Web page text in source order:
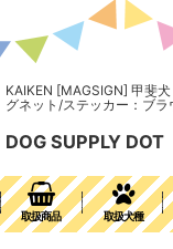
KAIKEN [MAGSIGN] 甲斐
グネット/ステッカー：ブラ
DOG SUPPLY DOT
取扱商品 取扱犬種